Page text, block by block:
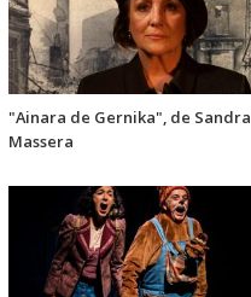
"Ainara de Gernika", de Sandra
Massera